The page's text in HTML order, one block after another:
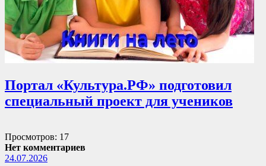
Портал «Культура.РФ» подготовил
специальный проект для учеников
Просмотров: 17
Нет комментариев
24.07.2026